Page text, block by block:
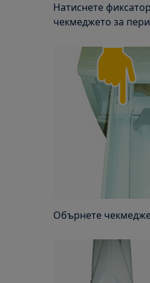
Натиснете
чекмеджето за
Обърнете